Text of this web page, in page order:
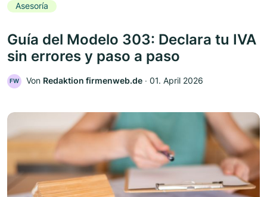
Asesoría
Guía del Modelo 303: Declara tu IVA
sin errores y paso a paso
FW Von Redaktion firmenweb.de ‧ 01. April 2026